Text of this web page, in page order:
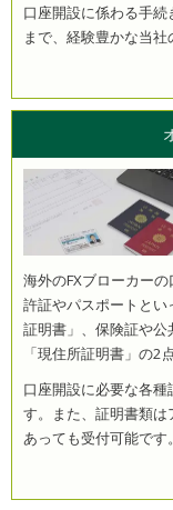
口座開設に係わる手
まで、経験豊かな当社
海外のFXブローカー
許証やパスポートと
証明書」、保険証や
「現住所証明書」の2
口座開設に必要な各
す。また、証明書類
あっても受付可能です。